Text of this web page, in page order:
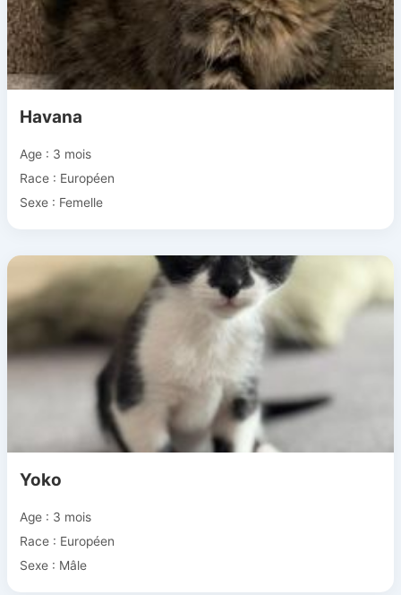
Havana
Age : 3 mois
Race : Européen
Sexe : Femelle
Yoko
Age : 3 mois
Race : Européen
Sexe : Mâle